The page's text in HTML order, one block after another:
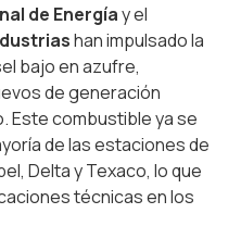
de Energíay el
han impulsado la
bajo en azufre,
de generación
Este combustible ya se
de las estaciones de
Delta y Texaco, lo que
técnicas en los